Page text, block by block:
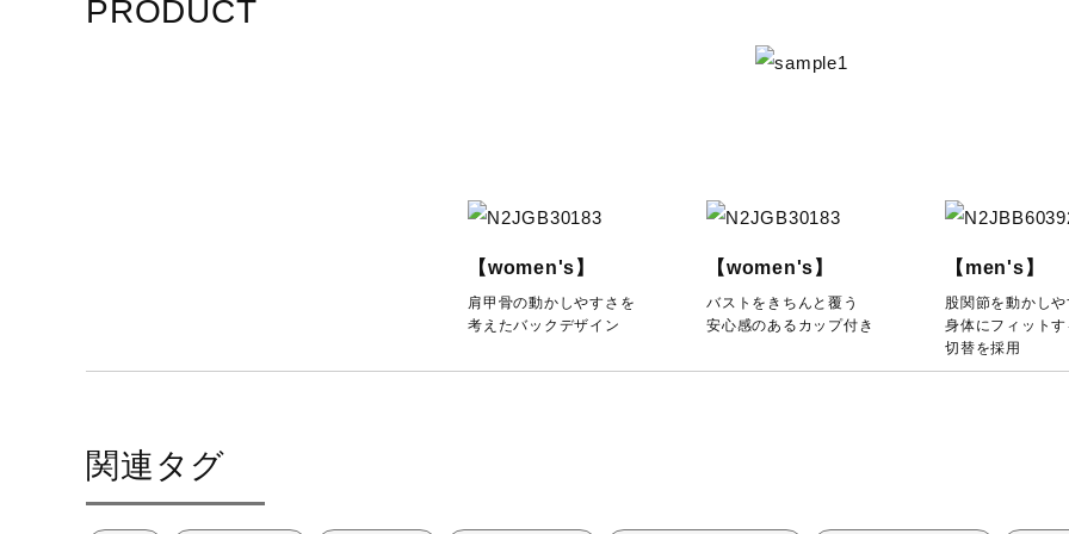
PRODUCT
【women's】
肩甲骨の動かしやすさを
考えたバックデザイン
【women's】
バストをきちんと覆う
安心感のあるカップ付き
【men's】
股関節を動かし
身体にフィット
切替を採用
関連タグ